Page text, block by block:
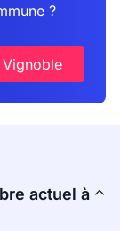
?
actuel à